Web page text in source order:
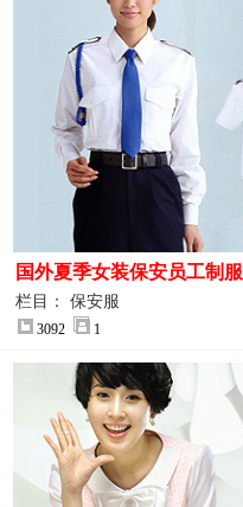
国外夏季女装保安员工制服
装大图
栏目： 保安服
3092 1